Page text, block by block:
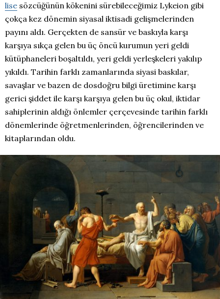
lise sözcüğünün kökenini sürebileceğimiz Lykeion gibi
çokça kez dönemin siyasal iktisadi gelişmelerinden
payını aldı. Gerçekten de sansür ve baskıyla karşı
karşıya sıkça gelen bu üç öncü kurumun yeri geldi
kütüphaneleri boşaltıldı, yeri geldi yerleşkeleri yakılıp
yıkıldı. Tarihin farklı zamanlarında siyasi baskılar,
savaşlar ve bazen de dosdoğru bilgi üretimine karşı
gerici şiddet ile karşı karşıya gelen bu üç okul, iktidar
sahiplerinin aldığı önlemler çerçevesinde tarihin farklı
dönemlerinde öğretmenlerinden, öğrencilerinden ve
kitaplarından oldu.